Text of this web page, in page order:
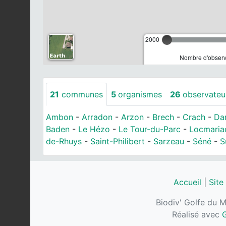
2000
Nombre
21 communes 5 organismes 26
Ambon - Arradon - Arzon - Brech - Crach -
Baden - Le Hézo - Le Tour-du-Parc -
de-Rhuys - Saint-Philibert - Sarzeau - Séné -
Accueil
Biodiv' Golfe du
Réalisé avec